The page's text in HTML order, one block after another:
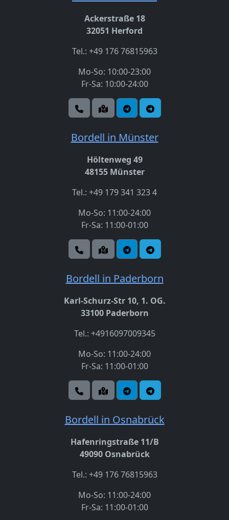
Ackerstraße 18
32051 Herford
Tel.: +49 176 76815963
Mo-So: 10:00-23:00
Fr-Sa: 10:00-24:00
Bordell in Münster
Höltenweg 49
48155 Münster
Tel.: +49 179 341 323 4
Mo-So: 11:00-24:00
Fr-Sa: 11:00-01:00
Bordell in Paderborn
Karl-Schurz-Str 10, 1. OG.
33100 Paderborn
Tel.: +4916097009345
Mo-So: 11:00-24:00
Fr-Sa: 11:00-01:00
Bordell in Osnabrück
Hafenringstraße 11/B
49090 Osnabrück
Tel.: +49 176 76815963
Mo-So: 11:00-24:00
Fr-Sa: 11:00-01:00